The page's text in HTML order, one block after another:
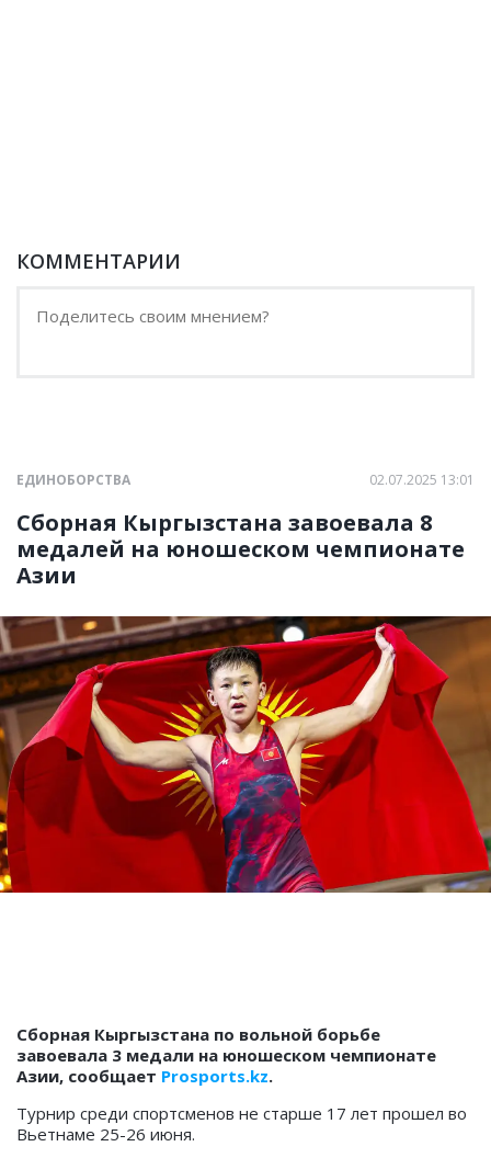
КОММЕНТАРИИ
ЕДИНОБОРСТВА 02.07.2025 13:01
Сборная Кыргызстана завоевала 8
медалей на юношеском чемпионате
Азии
Сборная Кыргызстана по вольной борьбе
завоевала 3 медали на юношеском чемпионате
Азии, сообщает Prosports.kz.
Турнир среди спортсменов не старше 17 лет прошел во
Вьетнаме 25-26 июня.